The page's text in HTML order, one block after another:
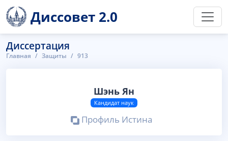
Диссовет 2.0
Диссертация
Главная Защиты 913
Шэнь Ян
Кандидат наук
Профиль Истина